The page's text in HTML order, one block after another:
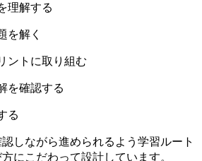
理解する
を解く
ントに取り組む
を確認する
る
しながら進められるよう学習ルート
にこだわって設計しています。